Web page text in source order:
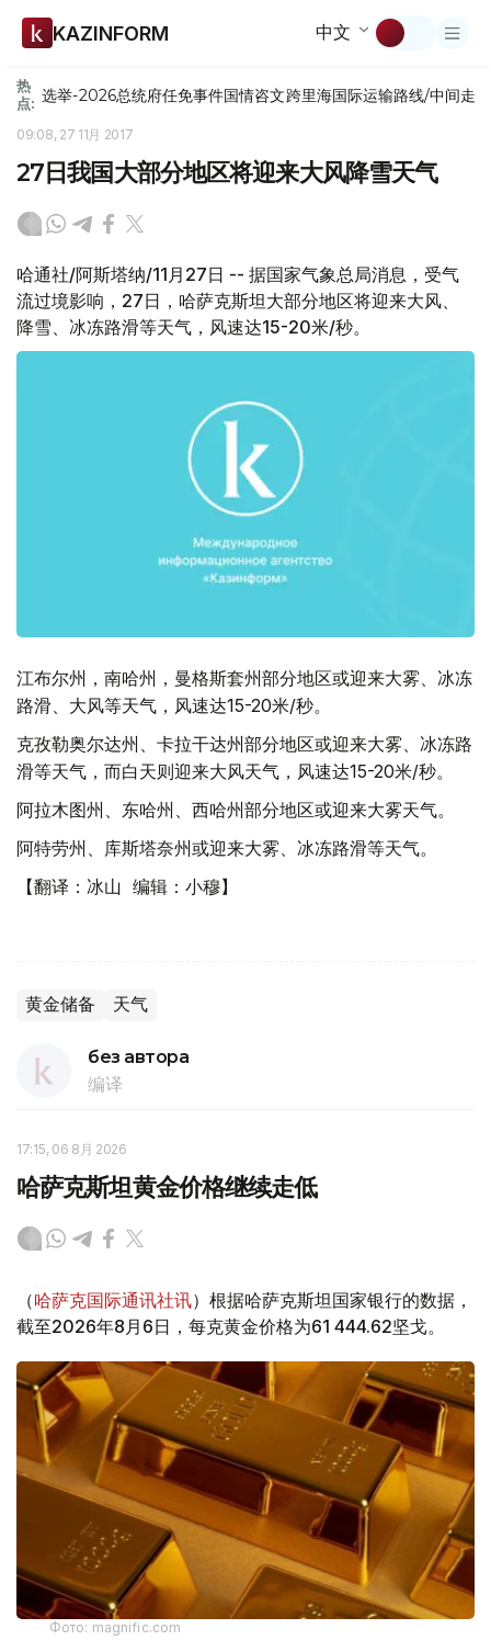
KAZINFORM 中文
热
点: 选举-2026总统府任免事件国情咨文跨里海国际运输路线/中间走廊
09:08, 27 11月 2017
27日我国大部分地区将迎来大风降雪天气
哈通社/阿斯塔纳/11月27日 -- 据国家气象总局消息，受气
流过境影响，27日，哈萨克斯坦大部分地区将迎来大风、
降雪、冰冻路滑等天气，风速达15-20米/秒。
江布尔州，南哈州，曼格斯套州部分地区或迎来大雾、冰冻
路滑、大风等天气，风速达15-20米/秒。
克孜勒奥尔达州、卡拉干达州部分地区或迎来大雾、冰冻路
滑等天气，而白天则迎来大风天气，风速达15-20米/秒。
阿拉木图州、东哈州、西哈州部分地区或迎来大雾天气。
阿特劳州、库斯塔奈州或迎来大雾、冰冻路滑等天气。
【翻译：冰山 编辑：小穆】
黄金储备 天气
без автора
编译
17:15, 06 8月 2026
哈萨克斯坦黄金价格继续走低
（哈萨克国际通讯社讯）根据哈萨克斯坦国家银行的数据，
截至2026年8月6日，每克黄金价格为61 444.62坚戈。
Фото: magnific.com